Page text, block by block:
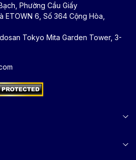
Phường Cầu Giấy
ETOWN 6, Số 364 Cộng Hòa,
Tokyo Mita Garden Tower, 3-